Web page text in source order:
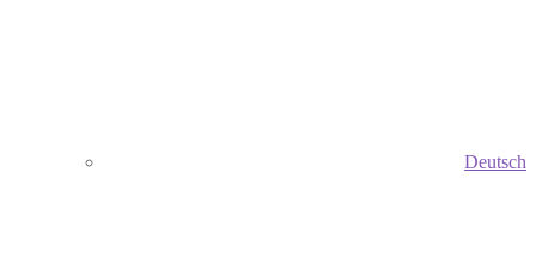
Deutsch